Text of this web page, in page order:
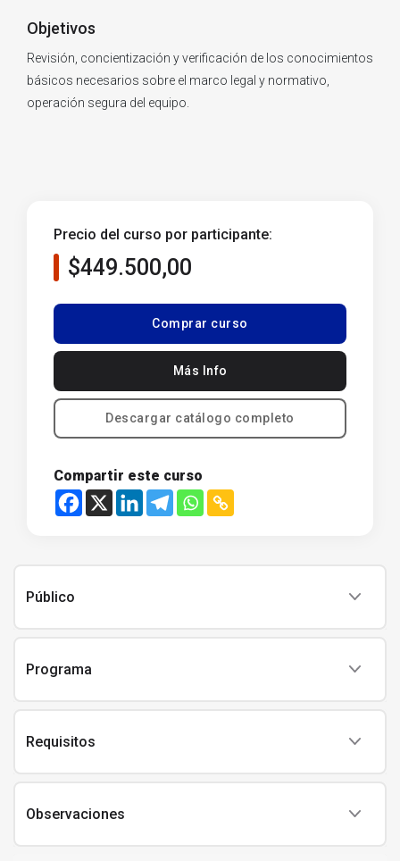
Objetivos
Revisión, concientización y verificación de los conocimientos
básicos necesarios sobre el marco legal y normativo,
operación segura del equipo.
Precio del curso por participante:
$449.500,00
Comprar curso
Más Info
Descargar catálogo completo
Compartir este curso
Público
Programa
Requisitos
Observaciones